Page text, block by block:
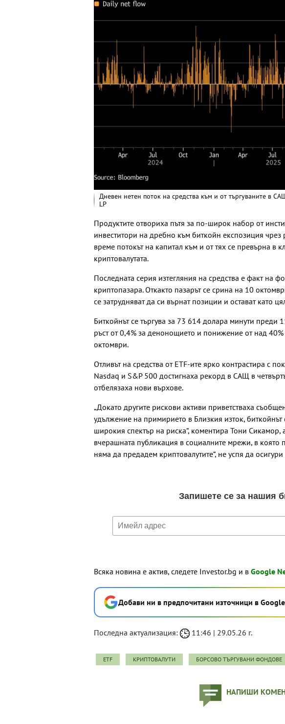
Дневен нетен поток на средства към и от търгуваните в
LP
Продуктите отвориха пътя за по-широк набор от
инвеститори на дребно към биткойн експозиция чрез
време потокът на капитал към и от тях се превърна в
криптовалутата.
Последната серия изтегляния на средства е факт на
криптопазара. Откакто пазарът се срина на 10
се затрудняват да си върнат позиции и остават като
Биткойнът се търгува за 73 614 долара минути преди
ръст от 0,4% за денонощието и понижение от над
октомври.
Отливът на средства от ETF-ите ярко контрастира с
Nasdaq и S&P 500 достигнаха рекорд в САЩ в
отбелязаха нови върхове.
„Докато другите рискови активи приветстваха
удължение на примирието в Близкия изток,
широкия спектър на риска“, коментира Тони Сикамор,
вчерашната публикация в социалните мрежи, в която
няма да предадем криптовалутите“, не успя да
Всяка новина е актив, следете Investor.bg и в Google
Добави ни в предпочитани източници в Google
Последна актуализация: 11:46 | 29.05.26 г.
ETF КРИПТОВАЛУТИ БОРСОВО ТЪРГУВАНИ ФОНДОВЕ
НАПИШИ